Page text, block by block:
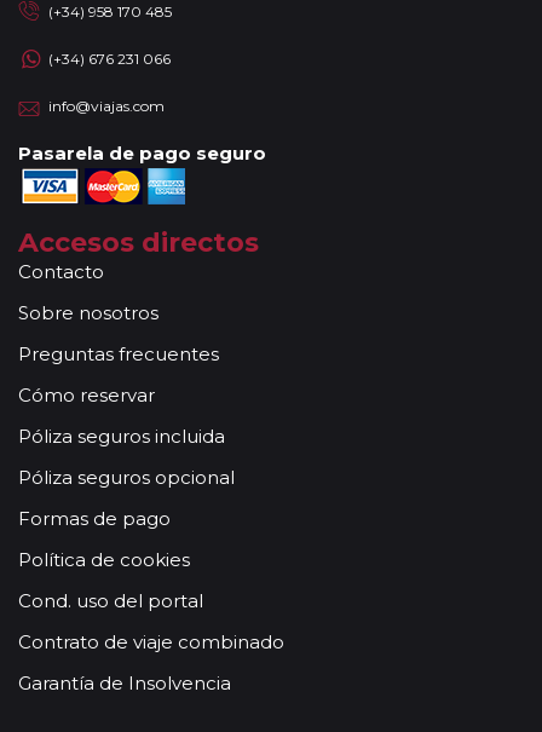
(+34) 958 170 485
(+34) 676 231 066
info@viajas.com
Pasarela de pago seguro
Accesos directos
Contacto
Sobre nosotros
Preguntas frecuentes
Cómo reservar
Póliza seguros incluida
Póliza seguros opcional
Formas de pago
Política de cookies
Cond. uso del portal
Contrato de viaje combinado
Garantía de Insolvencia